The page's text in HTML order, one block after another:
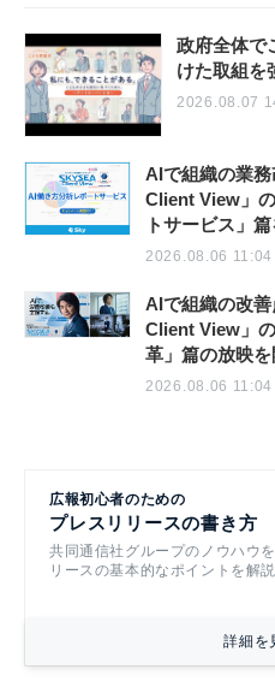
政府全体で
けた取組を
2026.08.07
AIで組織の業
Client View」
トサービス」
2026.08.06 11:04
AIで組織の改
Client View」
革」篇の放映
2026.08.06 11:04
広報初心者のための
プレスリリースの書き方
共同通信社グループのノウハウ
リースの基本的なポイントを解説
詳細を